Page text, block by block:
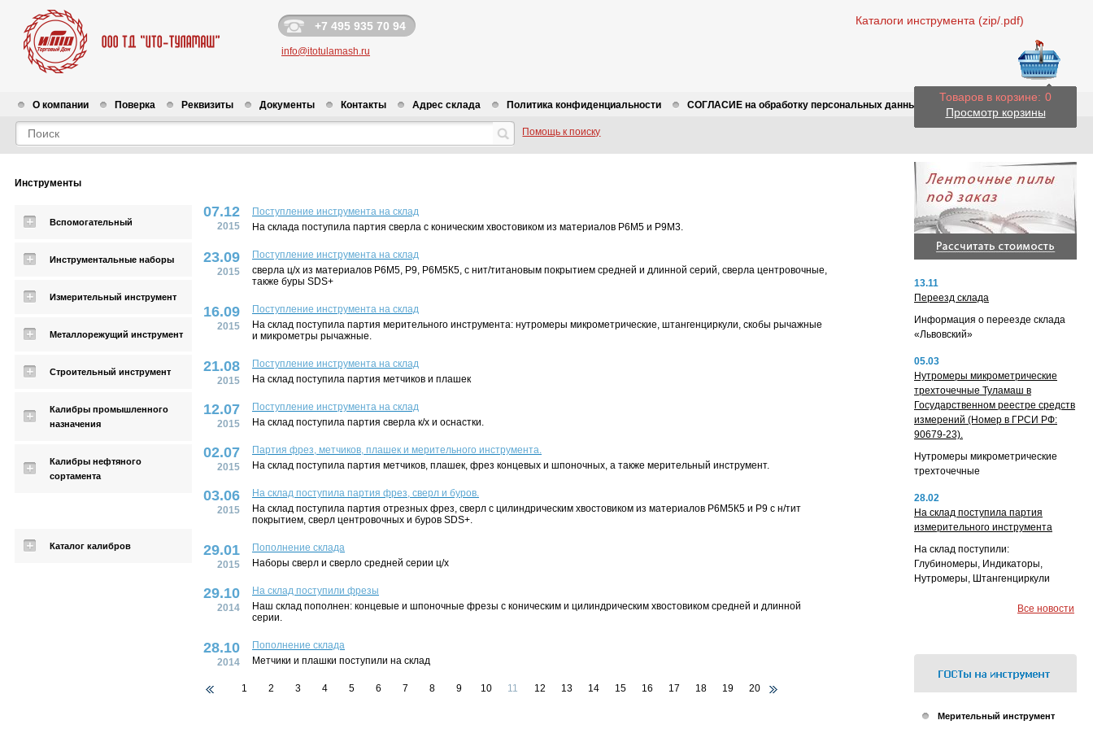
+7 495 935 70 94
info@itotulamash.ru
Каталоги инструмента (zip/.pdf)
О компании Поверка Реквизиты Документы Контакты Адрес склада Политика конфиденциальности СОГЛАСИЕ на обработку персональных данных
Помощь к поиску
Инструменты
Вспомогательный
Инструментальные наборы
Измерительный инструмент
Металлорежущий инструмент
Строительный инструмент
Калибры промышленного
назначения
Калибры нефтяного
сортамента
Каталог калибров
Товаров в корзине: 0
Просмотр корзины
13.11
Переезд склада
Информация о переезде склада
«Львовский»
05.03
Нутромеры микрометрические
трехточечные Туламаш в
Государственном реестре средств
измерений (Номер в ГРСИ РФ:
90679-23).
Нутромеры микрометрические
трехточечные
28.02
На склад поступила партия
измерительного инструмента
На склад поступили:
Глубиномеры, Индикаторы,
Нутромеры, Штангенциркули
Все новости
Мерительный инструмент
07.12
2015
Поступление инструмента на склад
На склада поступила партия сверла с коническим хвостовиком из материалов Р6М5 и Р9М3.
23.09
2015
Поступление инструмента на склад
сверла ц/х из материалов Р6М5, Р9, Р6М5К5, с нит/титановым покрытием средней и длинной серий, сверла центровочные,
также буры SDS+
16.09
2015
Поступление инструмента на склад
На склад поступила партия мерительного инструмента: нутромеры микрометрические, штангенциркули, скобы рычажные
и микрометры рычажные.
21.08
2015
Поступление инструмента на склад
На склад поступила партия метчиков и плашек
12.07
2015
Поступление инструмента на склад
На склад поступила партия сверла к/х и оснастки.
02.07
2015
Партия фрез, метчиков, плашек и мерительного инструмента.
На склад поступила партия метчиков, плашек, фрез концевых и шпоночных, а также мерительный инструмент.
03.06
2015
На склад поступила партия фрез, сверл и буров.
На склад поступила партия отрезных фрез, сверл с цилиндрическим хвостовиком из материалов Р6М5К5 и Р9 с н/тит
покрытием, сверл центровочных и буров SDS+.
29.01
2015
Пополнение склада
Наборы сверл и сверло средней серии ц/х
29.10
2014
На склад поступили фрезы
Наш склад пополнен: концевые и шпоночные фрезы с коническим и цилиндрическим хвостовиком средней и длинной
серии.
28.10
2014
Пополнение склада
Метчики и плашки поступили на склад
1 2 3 4 5 6 7 8 9 10 11 12 13 14 15 16 17 18 19 20